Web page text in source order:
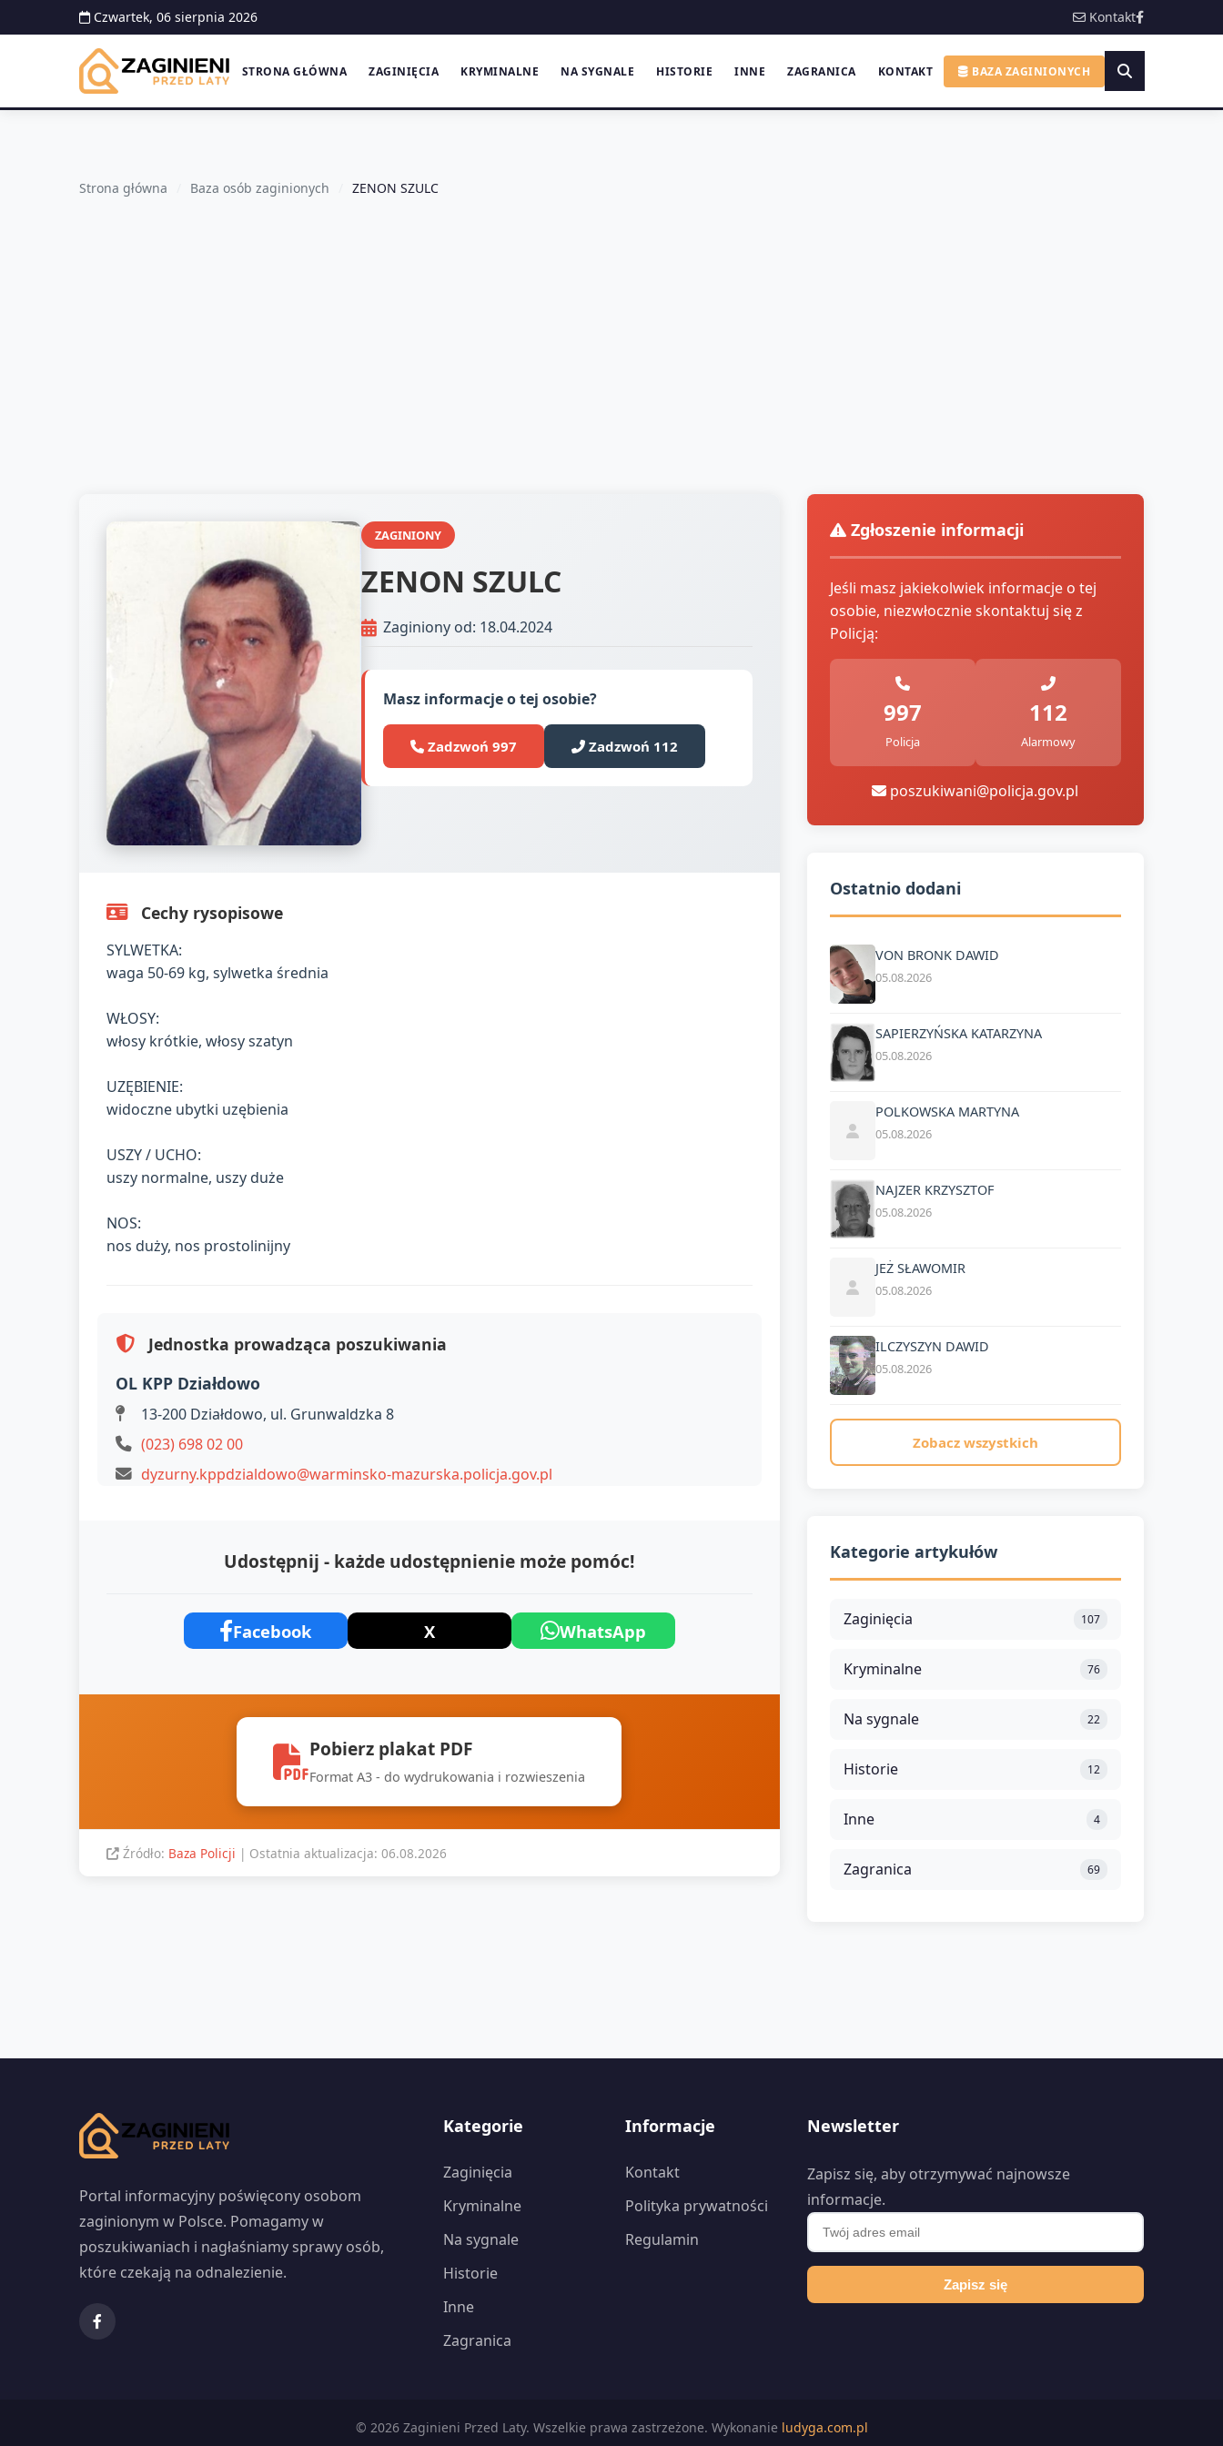
Czwartek, 06 sierpnia 2026 Kontakt
STRONA GŁÓWNA ZAGINIĘCIA KRYMINALNE NA SYGNALE HISTORIE INNE ZAGRANICA KONTAKT BAZA ZAGINIONYCH
Strona główna Baza osób zaginionych ZENON SZULC
ZAGINIONY
ZENON SZULC
Zaginiony od: 18.04.2024
Masz informacje o tej osobie?
Zadzwoń 997 Zadzwoń 112
Cechy rysopisowe
SYLWETKA:
waga 50-69 kg, sylwetka średnia
WŁOSY:
włosy krótkie, włosy szatyn
UZĘBIENIE:
widoczne ubytki uzębienia
USZY / UCHO:
uszy normalne, uszy duże
NOS:
nos duży, nos prostolinijny
Jednostka prowadząca poszukiwania
OL KPP Działdowo
13-200 Działdowo, ul. Grunwaldzka 8
(023) 698 02 00
dyzurny.kppdzialdowo@warminsko-mazurska.policja.gov.pl
Udostępnij - każde udostępnienie może pomóc!
Facebook X WhatsApp
Pobierz plakat PDF
Format A3 - do wydrukowania i rozwieszenia
Źródło: Baza Policji | Ostatnia aktualizacja: 06.08.2026
Zgłoszenie informacji
Jeśli masz jakiekolwiek informacje o tej
osobie, niezwłocznie skontaktuj się z
Policją:
997
Policja
112
Alarmowy
poszukiwani@policja.gov.pl
Ostatnio dodani
VON BRONK DAWID
05.08.2026
SAPIERZYŃSKA KATARZYNA
05.08.2026
POLKOWSKA MARTYNA
05.08.2026
NAJZER KRZYSZTOF
05.08.2026
JEŻ SŁAWOMIR
05.08.2026
ILCZYSZYN DAWID
05.08.2026
Zobacz wszystkich
Kategorie artykułów
Zaginięcia 107
Kryminalne 76
Na sygnale 22
Historie 12
Inne 4
Zagranica 69
Portal informacyjny poświęcony osobom
zaginionym w Polsce. Pomagamy w
poszukiwaniach i nagłaśniamy sprawy osób,
które czekają na odnalezienie.
Kategorie
Zaginięcia
Kryminalne
Na sygnale
Historie
Inne
Zagranica
Informacje
Kontakt
Polityka prywatności
Regulamin
Newsletter
Zapisz się, aby otrzymywać najnowsze
informacje.
Zapisz się
© 2026 Zaginieni Przed Laty. Wszelkie prawa zastrzeżone. Wykonanie ludyga.com.pl